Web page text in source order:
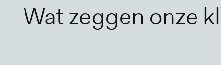
Wat zeggen onze